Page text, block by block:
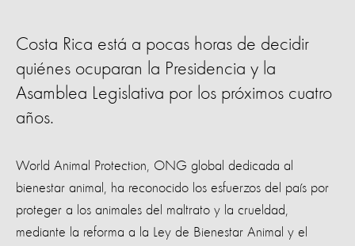
Costa Rica está a pocas horas de decidir
quiénes ocuparan la Presidencia y la
Asamblea Legislativa por los próximos cuatro
años.
World Animal Protection, ONG global dedicada al
bienestar animal, ha reconocido los esfuerzos del país por
proteger a los animales del maltrato y la crueldad,
mediante la reforma a la Ley de Bienestar Animal y el